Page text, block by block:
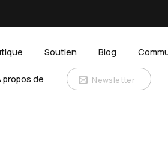
Soutien Blog
propos de Newsletter